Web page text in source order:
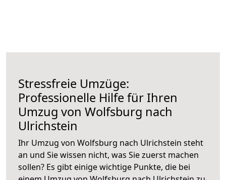
Stressfreie Umzüge:
Professionelle Hilfe für Ihren
Umzug von Wolfsburg nach
Ulrichstein
Ihr Umzug von Wolfsburg nach Ulrichstein steht
an und Sie wissen nicht, was Sie zuerst machen
sollen? Es gibt einige wichtige Punkte, die bei